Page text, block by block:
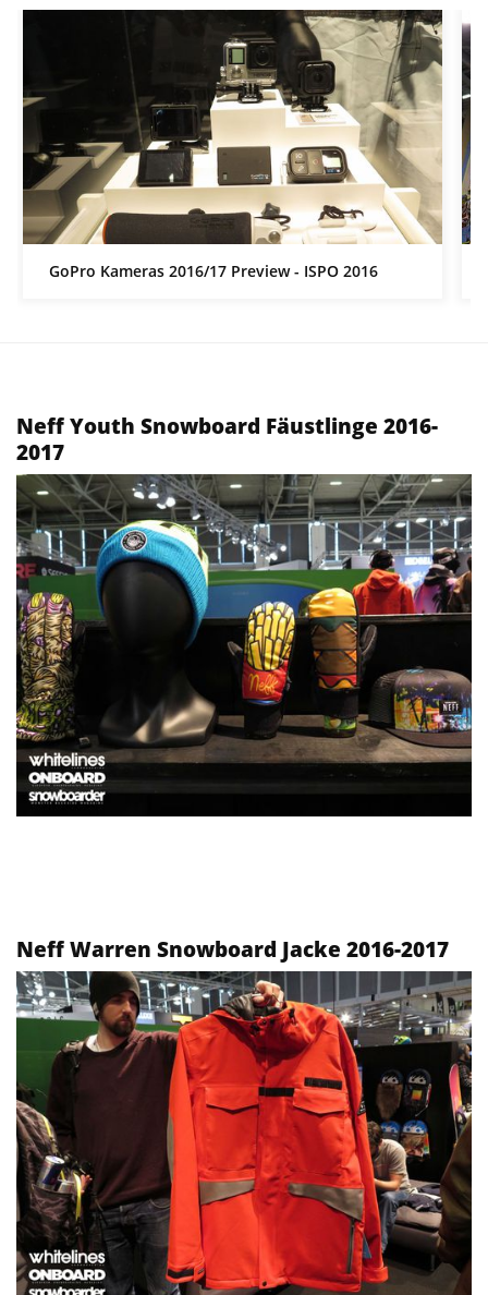
GoPro Kameras 2016/17 Preview - ISPO 2016
Neff Youth Snowboard Fäustlinge 2016-
2017
Neff Warren Snowboard Jacke 2016-2017